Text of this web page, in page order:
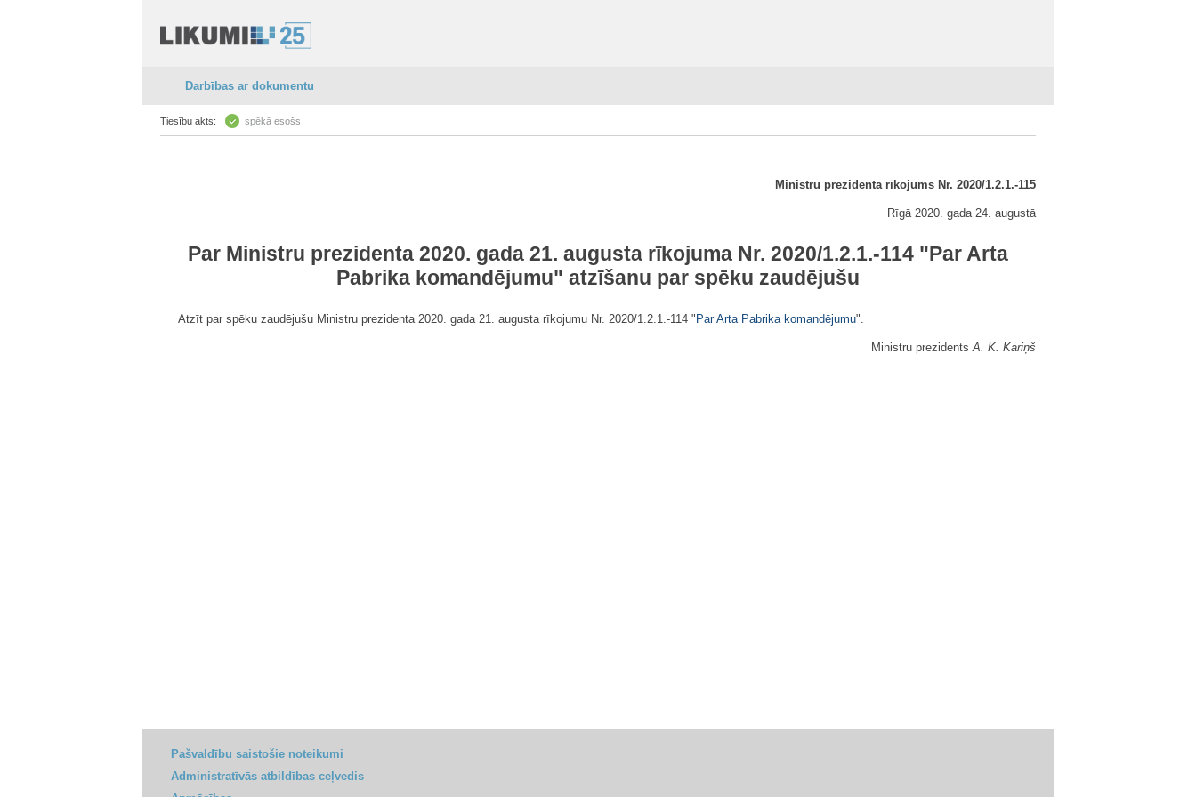
Darbības ar dokumentu
Tiesību akts: spēkā esošs
Ministru prezidenta rīkojums Nr. 2020/1.2.1.-115
Rīgā 2020. gada 24. augustā
Par Ministru prezidenta 2020. gada 21. augusta rīkojuma Nr. 2020/1.2.1.-114 "Par Arta
Pabrika komandējumu" atzīšanu par spēku zaudējušu
Atzīt par spēku zaudējušu Ministru prezidenta 2020. gada 21. augusta rīkojumu Nr. 2020/1.2.1.-114 " Par Arta Pabrika komandējumu".
Ministru prezidentsA. K. Kariņš
Pašvaldību saistošie noteikumi
Administratīvās atbildības ceļvedis